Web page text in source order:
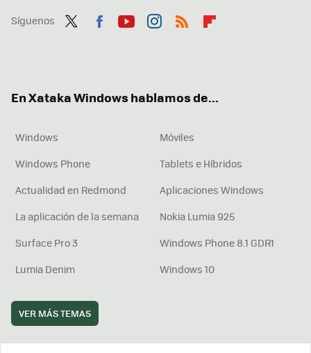
Síguenos
En Xataka Windows hablamos de...
Windows
Móviles
Windows Phone
Tablets e Híbridos
Actualidad en Redmond
Aplicaciones Windows
La aplicación de la semana
Nokia Lumia 925
Surface Pro 3
Windows Phone 8.1 GDR1
Lumia Denim
Windows 10
VER MÁS TEMAS